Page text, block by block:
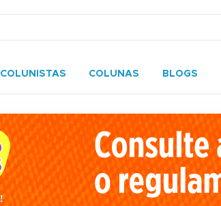
COLUNISTAS COLUNAS BLOGS